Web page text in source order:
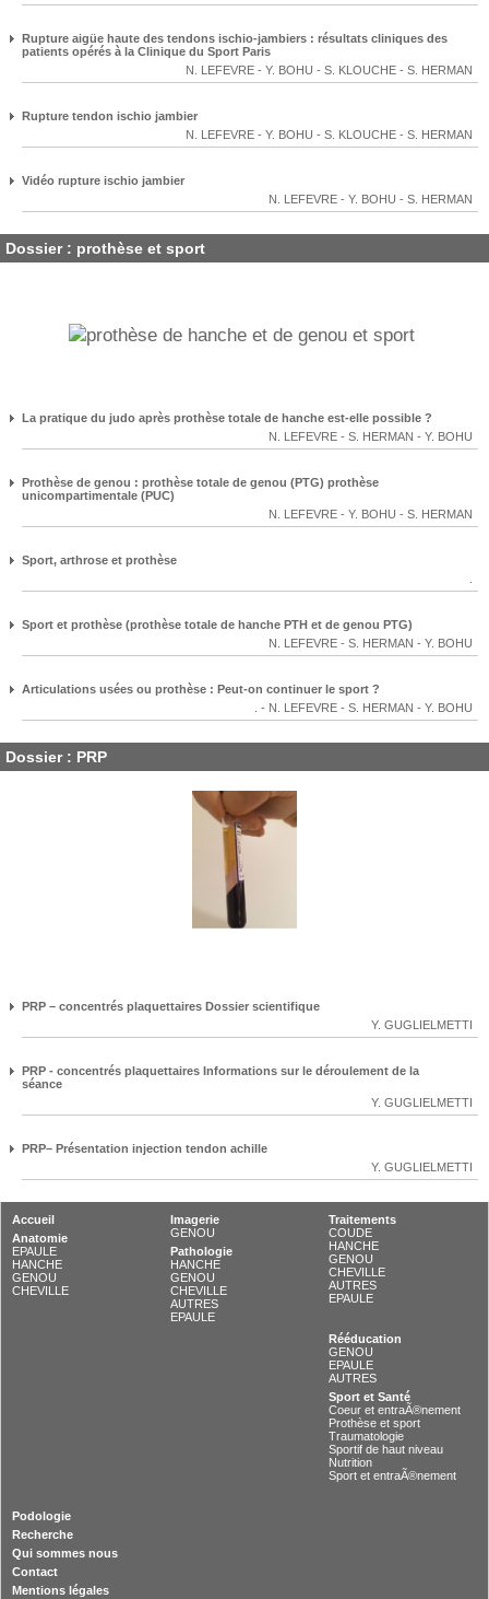
Rupture aigüe haute des tendons ischio-jambiers : résultats cliniques des
patients opérés à la Clinique du Sport Paris
N. LEFEVRE - Y. BOHU - S. KLOUCHE - S. HERMAN
Rupture tendon ischio jambier
N. LEFEVRE - Y. BOHU - S. KLOUCHE - S. HERMAN
Vidéo rupture ischio jambier
N. LEFEVRE - Y. BOHU - S. HERMAN
Dossier : prothèse et sport
La pratique du judo après prothèse totale de hanche est-elle possible ?
N. LEFEVRE - S. HERMAN - Y. BOHU
Prothèse de genou : prothèse totale de genou (PTG) prothèse
unicompartimentale (PUC)
N. LEFEVRE - Y. BOHU - S. HERMAN
Sport, arthrose et prothèse
Sport et prothèse (prothèse totale de hanche PTH et de genou PTG)
N. LEFEVRE - S. HERMAN - Y. BOHU
Articulations usées ou prothèse : Peut-on continuer le sport ?
- N. LEFEVRE - S. HERMAN - Y. BOHU
Dossier : PRP
PRP – concentrés plaquettaires Dossier scientifique
Y. GUGLIELMETTI
PRP - concentrés plaquettaires Informations sur le déroulement de la
séance
Y. GUGLIELMETTI
PRP– Présentation injection tendon achille
Y. GUGLIELMETTI
Accueil
Anatomie
EPAULE
HANCHE
GENOU
CHEVILLE
Imagerie
GENOU
Pathologie
HANCHE
GENOU
CHEVILLE
AUTRES
EPAULE
Traitements
COUDE
HANCHE
GENOU
CHEVILLE
AUTRES
EPAULE
Rééducation
GENOU
EPAULE
AUTRES
Sport et Santé
Coeur et entraÃ®nement
Prothèse et sport
Traumatologie
Sportif de haut niveau
Nutrition
Sport et entraÃ®nement
Podologie
Recherche
Qui sommes nous
Contact
Mentions légales